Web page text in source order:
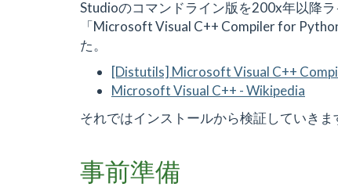
Studioのコマンドライン版を200x年以降
「Microsoft Visual C++ Compiler for
た。
[Distutils] Microsoft Visual C++
Microsoft Visual C++ - Wikipedia
それではインストールから検証していきま
事前準備